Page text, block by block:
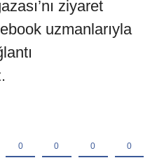
ziyaret
uzmanlarıyla